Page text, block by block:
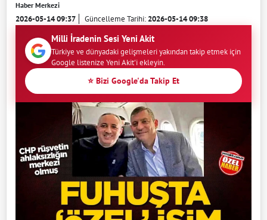
Haber Merkezi
2026-05-14 09:37 Güncelleme Tarihi:2026-05-14 09:38
Milli İradenin Sesi Yeni Akit
Türkiye ve dünyadaki gelişmeleri yakından takip etmek için
Google listenize Yeni Akit'i ekleyin.
⭐ Bizi Google'da Takip Et